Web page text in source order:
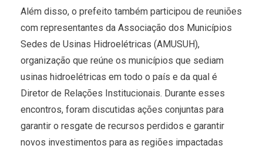
Além disso, o prefeito também participou de reuniões
com representantes da Associação dos Municípios
Sedes de Usinas Hidroelétricas (AMUSUH),
organização que reúne os municípios que sediam
usinas hidroelétricas em todo o país e da qual é
Diretor de Relações Institucionais. Durante esses
encontros, foram discutidas ações conjuntas para
garantir o resgate de recursos perdidos e garantir
novos investimentos para as regiões impactadas